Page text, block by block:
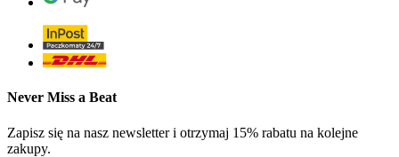
Never Miss a Beat
Zapisz się na nasz newsletter i otrzymaj 15% rabatu na kolejne
zakupy.